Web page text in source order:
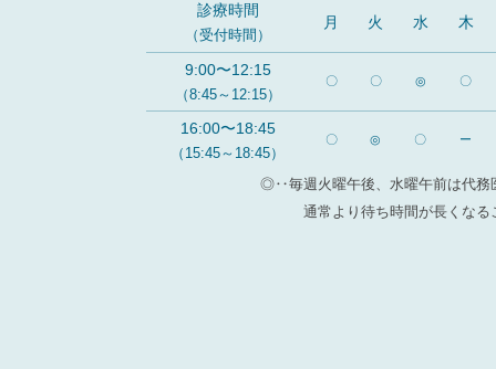
診療時間
（受付時間）
月 火 水 木
9:00〜12:15
（8:45～12:15）
〇 〇 ◎ 〇
16:00〜18:45
（15:45～18:45）
〇 ◎ 〇 ー
◎‥毎週火曜午後、水曜午前は代務
通常より待ち時間が長くな